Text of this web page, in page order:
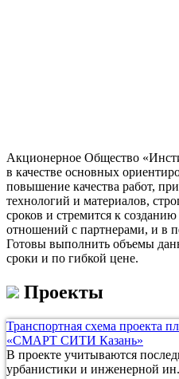
Акционерное Общество
в качестве основных
повышение качества работ,
технологий и материалов,
сроков и стремится к
отношений с партнерами, и в
Готовы выполнить объемы
сроки и по гибкой цене.
Проекты
Транспортная схема проекта
«СМАРТ СИТИ Казань»
В проекте учитываются
урбанистики и инженерной